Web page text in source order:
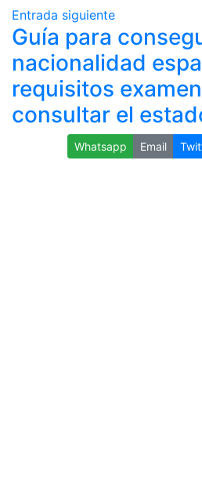
Entrada siguiente
Guía para
nacionalidad
requisitos
consultar el
Whatsapp Email